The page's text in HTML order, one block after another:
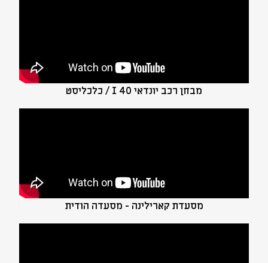
מבחן רכב יונדאי I 40 / כלכליסט
מסעדת קארילינה - מסעדה הודית